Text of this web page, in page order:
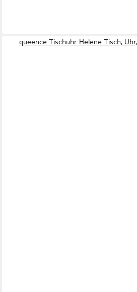
queence Tischuhr Helene Tisch,